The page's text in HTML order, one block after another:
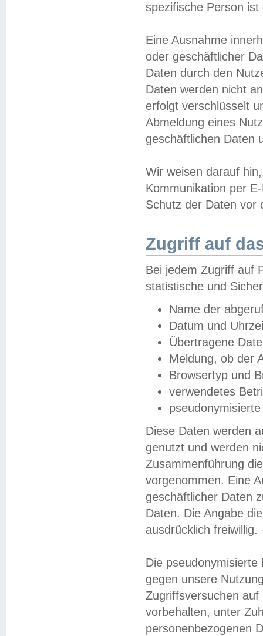
spezifische Person
Eine Ausnahme
oder geschäftlicher
Daten durch den
Daten werden nicht
erfolgt verschlüsselt
Abmeldung eines
geschäftlichen Daten
Wir weisen darauf
Kommunikation per
Schutz der Daten vor
Zugriff auf
Bei jedem Zugriff auf
statistische und
Name der
Datum und
Übertragene
Meldung, ob der
Browsertyp und
verwendetes
Diese Daten werden
genutzt und werden
Zusammenführung
vorgenommen. Eine
geschäftlicher Daten
Daten. Die Angabe
ausdrücklich freiwillig.
Die
gegen unsere
Zugriffsversuchen
vorbehalten, unter
personenbezogenen